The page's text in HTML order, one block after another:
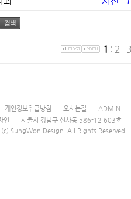
검색
1 2
개인정보취급방침 오시는길
ADMIN
인
서울시 강남구 신사동 586-12 603호
SungWon Design. All Rights Reserved.